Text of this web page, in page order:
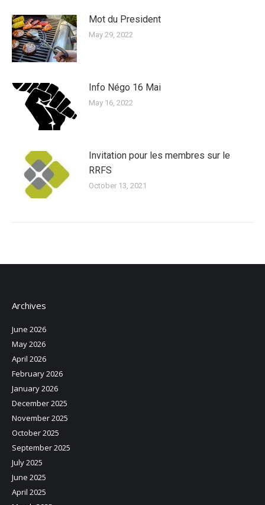
Mot du President
May 29, 2022
Info Négo 16 Mai
May 16, 2022
Invitation pour les membres sur le
RRFS
October 13, 2021
Archives
June 2026
May 2026
April 2026
February 2026
January 2026
December 2025
November 2025
October 2025
September 2025
July 2025
June 2025
April 2025